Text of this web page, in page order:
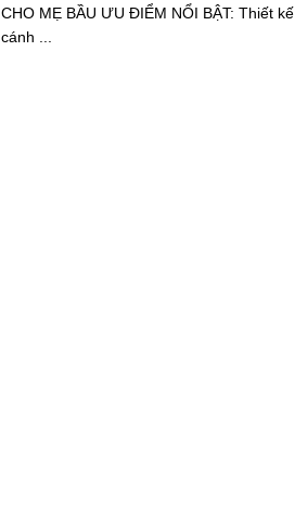
CHO MẸ BẦU ƯU ĐIỂM NỔI BẬT: Thiết kế
cánh ...